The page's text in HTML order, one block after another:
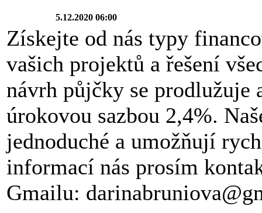
5.12.2020 06:00
Získejte od nás typy
vašich projektů a řešení
návrh půjčky se prodlužuje
úrokovou sazbou 2,4%.
jednoduché a umožňují
informací nás prosím
Gmailu: